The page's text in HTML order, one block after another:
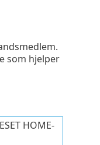
som hjelper
HOME-